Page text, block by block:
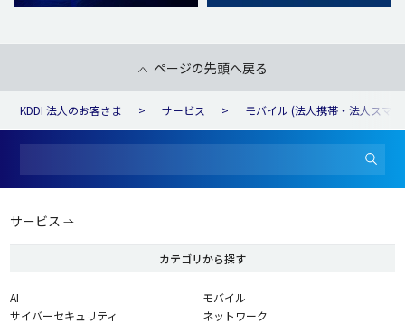
ページの先頭へ戻る
KDDI 法人のお客さま サービス モバイル (法人携帯・法人スマ
サービス
カテゴリから探す
AI
サイバーセキュリティ
モバイル
ネットワーク